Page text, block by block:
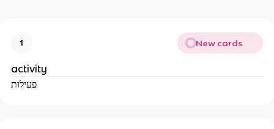
1 New cards
activity
פעילות